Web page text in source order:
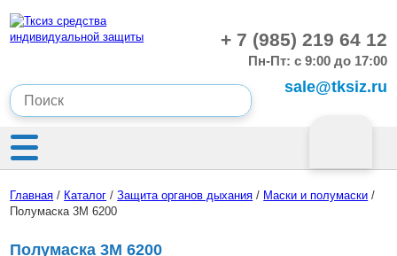
+ 7 (985) 219 64 12
Пн-Пт: с 9:00 до 17:00
sale@tksiz.ru
Главная / Каталог / Защита органов дыхания / Маски и полумаски /
Полумаска 3М 6200
Полумаска 3М 6200